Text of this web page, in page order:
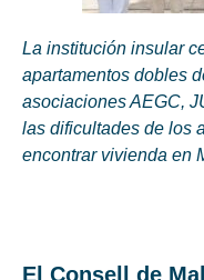
La institución insular
apartamentos dobles
asociaciones AEGC,
las dificultades de los
encontrar vivienda en
El Consell de